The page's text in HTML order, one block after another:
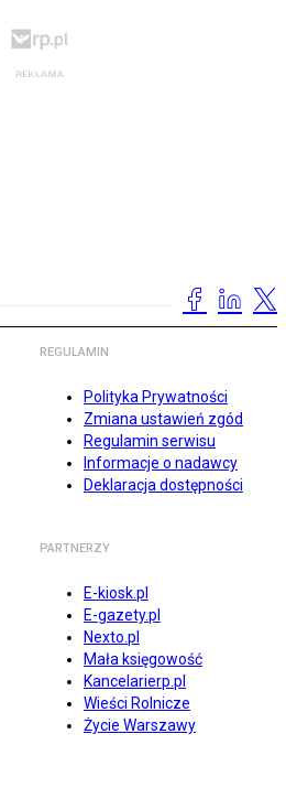
REGULAMIN
Polityka Prywatności
Zmiana ustawień zgód
Regulamin serwisu
Informacje o nadawcy
Deklaracja dostępności
PARTNERZY
E-kiosk.pl
E-gazety.pl
Nexto.pl
Mała księgowość
Kancelarierp.pl
Wieści Rolnicze
Życie Warszawy